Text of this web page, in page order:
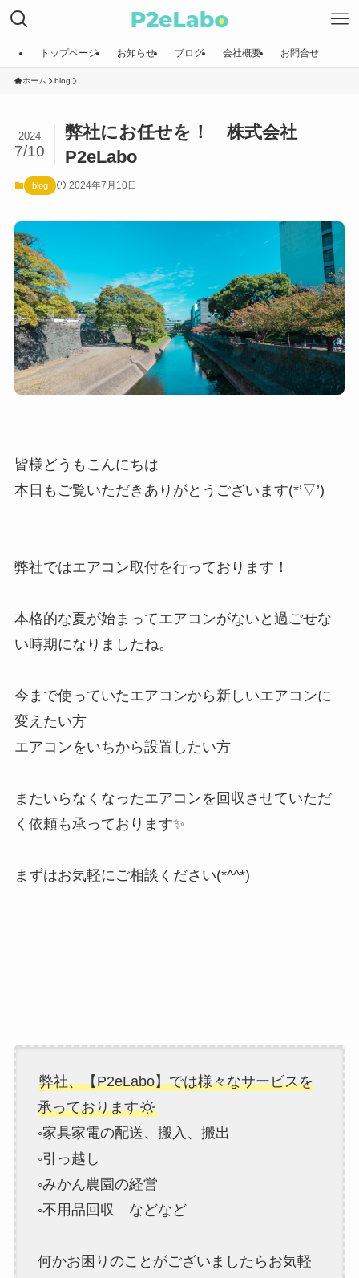
トップページ お知らせ ブログ 会社概要 お問合せ
ホーム blog
弊社にお任せを！ 株式会社
P2eLabo
2024
7/10
blog 2024年7月10日
皆様どうもこんにちは
本日もご覧いただきありがとうございます(*’▽’)
弊社ではエアコン取付を行っております！
本格的な夏が始まってエアコンがないと過ごせな
い時期になりましたね。
今まで使っていたエアコンから新しいエアコンに
変えたい方
エアコンをいちから設置したい方
またいらなくなったエアコンを回収させていただ
く依頼も承っております✨
まずはお気軽にご相談ください(*^^*)
弊社、【P2eLabo】では様々なサービスを
承っております
◦家具家電の配送、搬入、搬出
◦引っ越し
◦みかん農園の経営
◦不用品回収 などなど
何かお困りのことがございましたらお気軽